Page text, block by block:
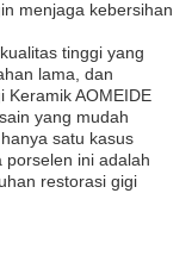
menjaga kebersihan
tinggi yang
lama, dan
Keramik AOMEIDE
yang mudah
satu kasus
porselen ini adalah
restorasi gigi